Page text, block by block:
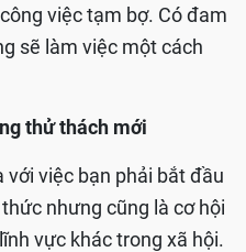
việc tạm bợ. Có đam
sẽ làm việc một cách
thử thách mới
việc bạn phải bắt đầu
nhưng cũng là cơ hội
vực khác trong xã hội.